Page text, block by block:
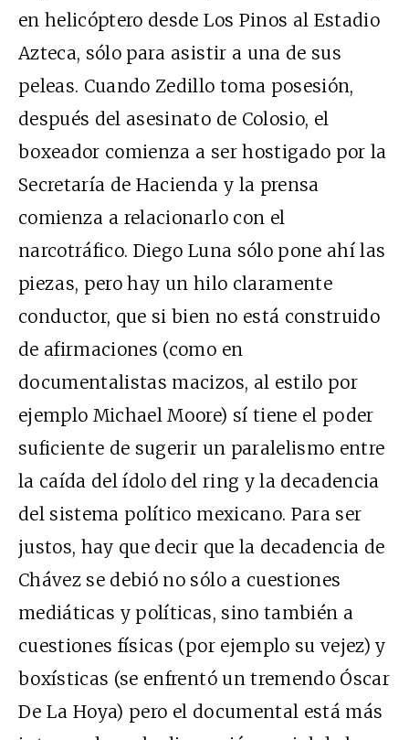
en helicóptero desde Los Pinos al Estadio
Azteca, sólo para asistir a una de sus
peleas. Cuando Zedillo toma posesión,
después del asesinato de Colosio, el
boxeador comienza a ser hostigado por la
Secretaría de Hacienda y la prensa
comienza a relacionarlo con el
narcotráfico. Diego Luna sólo pone ahí las
piezas, pero hay un hilo claramente
conductor, que si bien no está construido
de afirmaciones (como en
documentalistas macizos, al estilo por
ejemplo Michael Moore) sí tiene el poder
suficiente de sugerir un paralelismo entre
la caída del ídolo del ring y la decadencia
del sistema político mexicano. Para ser
justos, hay que decir que la decadencia de
Chávez se debió no sólo a cuestiones
mediáticas y políticas, sino también a
cuestiones físicas (por ejemplo su vejez) y
boxísticas (se enfrentó un tremendo Óscar
De La Hoya) pero el documental está más